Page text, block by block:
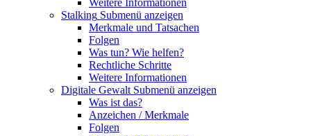
Weitere Informationen
Stalking Submenü anzeigen
Merkmale und Tatsachen
Folgen
Was tun? Wie helfen?
Rechtliche Schritte
Weitere Informationen
Digitale Gewalt Submenü anzeigen
Was ist das?
Anzeichen / Merkmale
Folgen